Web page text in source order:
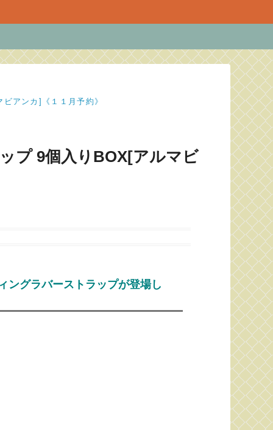
アンカ]《１１月予約》
プ 9個入りBOX[アルマビ
ングラバーストラップが登場し